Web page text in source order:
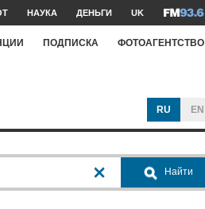
НАУКА ДЕНЬГИ UK
ПОДПИСКА ФОТОАГЕНТСТВО
RU EN
Найти